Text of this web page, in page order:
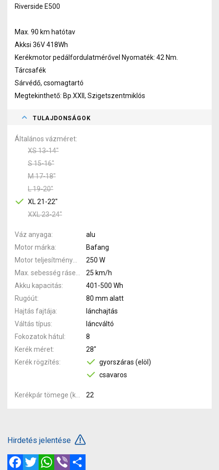
Riverside E500
Max. 90 km hatótav
Akksi 36V 418Wh
Kerékmotor pedálfordulatmérővel Nyomaték: 42 Nm.
Tárcsafék
Sárvédő, csomagtartó
Megtekinthető: Bp.XXII, Szigetszentmiklós
TULAJDONSÁGOK
Általános vázméret
XS 13-14"
S 15-16"
M 17-18"
L 19-20"
XL 21-22"
XXL 23-24"
Váz anyaga
alu
Motor márka
Bafang
250 W
25 km/h
Akku kapacitás
401-500 Wh
Rugóút
80 mm alatt
Hajtás fajtája
lánchajtás
Váltás típus
láncváltó
Fokozatok hátul
8
Kerék méret
28"
Kerék rögzítés
gyorszáras (elöl)
csavaros
22
Hirdetés jelentése
FacebookTwitterWhatsApp
Viber